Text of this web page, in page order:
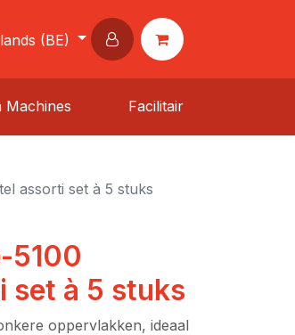
(BE)
Machines Facilitair
assorti set à 5 stuks
5100
set à 5 stuks
oppervlakken, ideaal